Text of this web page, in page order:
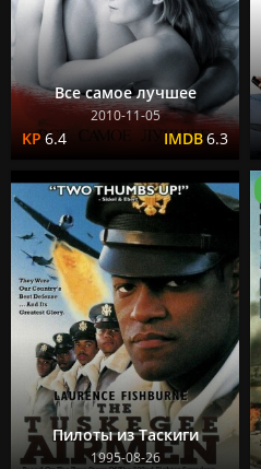
Все самое лучшее
2010-11-05
6.4 6.3
Пилоты из Таскиги
1995-08-26